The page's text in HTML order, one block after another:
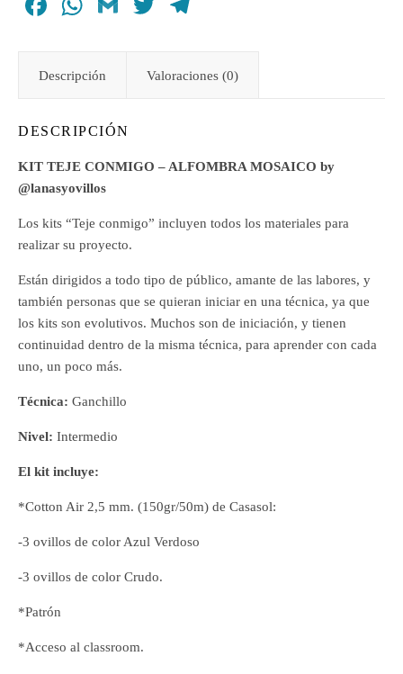
Descripción Valoraciones (0)
DESCRIPCIÓN
KIT TEJE CONMIGO – ALFOMBRA MOSAICO by
@lanasyovillos
Los kits “Teje conmigo” incluyen todos los materiales para
realizar su proyecto.
Están dirigidos a todo tipo de público, amante de las labores, y
también personas que se quieran iniciar en una técnica, ya que
los kits son evolutivos. Muchos son de iniciación, y tienen
continuidad dentro de la misma técnica, para aprender con cada
uno, un poco más.
Técnica: Ganchillo
Nivel: Intermedio
El kit incluye:
*Cotton Air 2,5 mm. (150gr/50m) de Casasol:
-3 ovillos de color Azul Verdoso
-3 ovillos de color Crudo.
*Patrón
*Acceso al classroom.